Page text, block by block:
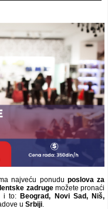
najveću ponudu poslova za
zadrugemožete pronaći
i to:Beograd, Novi Sad, Niš,
u Srbiji